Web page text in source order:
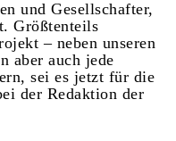
und Gesellschafter,
Größtenteils
– neben unseren
aber auch jede
sei es jetzt für die
der Redaktion der